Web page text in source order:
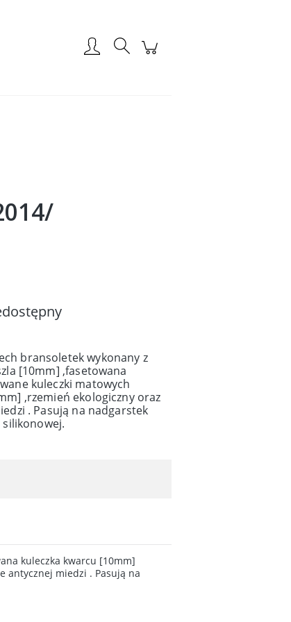
bransoletek wykonany z
[10mm] ,fasetowana
kuleczki matowych
,rzemień ekologiczny oraz
. Pasują na nadgarstek
silikonowej.
kuleczka kwarcu [10mm]
antycznej miedzi . Pasują na